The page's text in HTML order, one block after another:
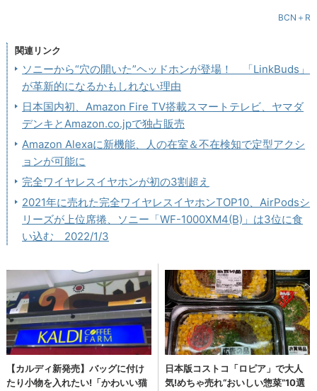
BCN＋R
関連リンク
ソニーから“穴の開いた”ヘッドホンが登場！ 「LinkBuds」
が革新的になるかもしれない理由
日本国内初、Amazon Fire TV搭載スマートテレビ、ヤマダ
デンキとAmazon.co.jpで独占販売
Amazon Alexaに新機能、人の在室＆不在検知で定型アクシ
ョンが可能に
完全ワイヤレスイヤホンが初の3割超え
2021年に売れた完全ワイヤレスイヤホンTOP10、AirPodsシ
リーズが上位席捲、ソニー「WF-1000XM4(B)」は3位に食
い込む 2022/1/3